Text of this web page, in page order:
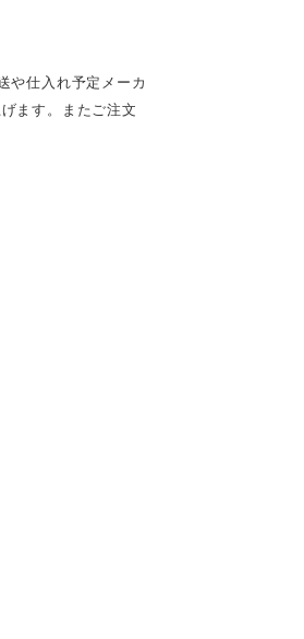
や仕入れ予定メーカ
ます。またご注文